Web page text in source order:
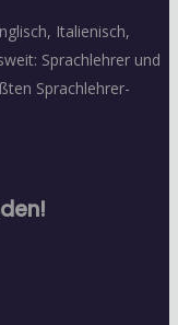
Italienisch,
Sprachlehrer und
Sprachlehrer-